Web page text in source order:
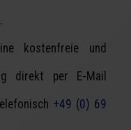
kostenfreie und
direkt per E-Mail
+49 (0) 69